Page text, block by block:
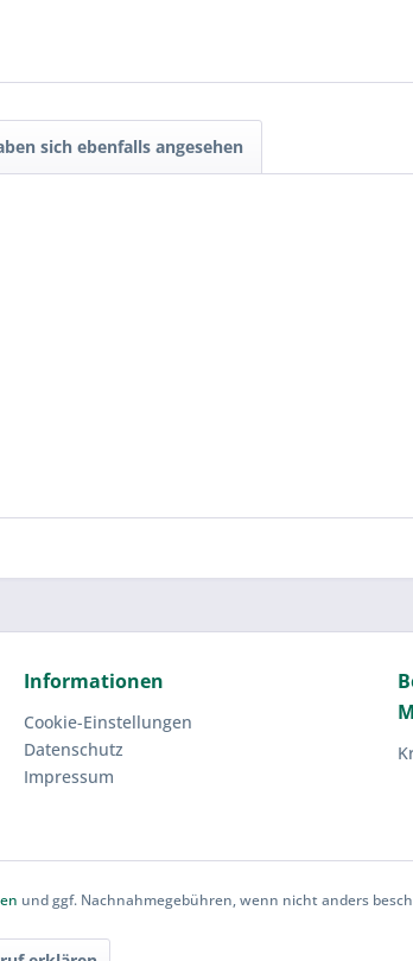
sich ebenfalls angesehen
Informationen
Cookie-Einstellungen
Datenschutz
Impressum
und ggf. Nachnahmegebühren, wenn nicht anders